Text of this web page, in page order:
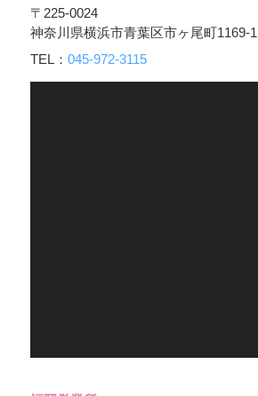
〒225-0024
神奈川県横浜市青葉区市ヶ尾町1169-1
TEL： 045-972-3115